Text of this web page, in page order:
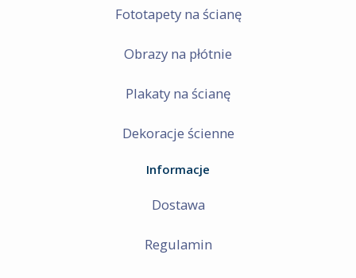
Fototapety na ścianę
Obrazy na płótnie
Plakaty na ścianę
Dekoracje ścienne
Informacje
Dostawa
Regulamin